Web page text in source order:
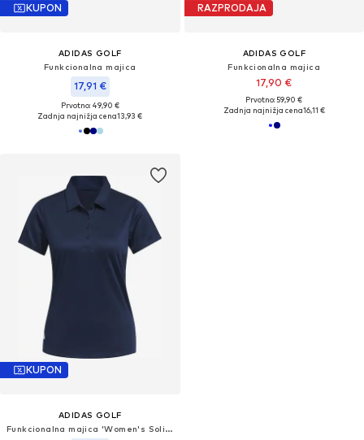
KUPON
ADIDAS GOLF
Funkcionalna majica
17,91 €
Prvotno: 49,90 €
Zadnja najnižja cena13,93 €
RAZPRODAJA
ADIDAS GOLF
Funkcionalna majica
17,90 €
Prvotno: 59,90 €
Zadnja najnižja cena16,11 €
KUPON
ADIDAS GOLF
Funkcionalna majica 'Women's Solid Performance Short Sleeve Polo'